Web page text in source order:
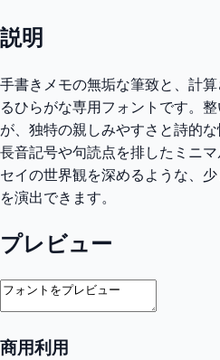
説明
手書きメモの無垢な筆致と、計
るひらがな専用フォントです。
が、独特の親しみやすさと詩的
長音記号や句読点を排したミニ
セイの世界観を深めるような、
を演出できます。
プレビュー
商用利用